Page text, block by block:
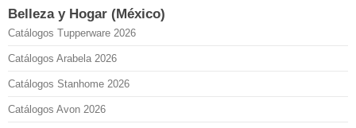
Belleza y Hogar (México)
Catálogos Tupperware 2026
Catálogos Arabela 2026
Catálogos Stanhome 2026
Catálogos Avon 2026